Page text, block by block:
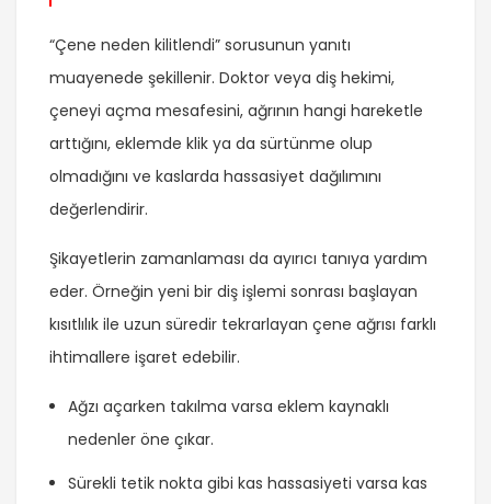
“Çene neden kilitlendi” sorusunun yanıtı
muayenede şekillenir. Doktor veya diş hekimi,
çeneyi açma mesafesini, ağrının hangi hareketle
arttığını, eklemde klik ya da sürtünme olup
olmadığını ve kaslarda hassasiyet dağılımını
değerlendirir.
Şikayetlerin zamanlaması da ayırıcı tanıya yardım
eder. Örneğin yeni bir diş işlemi sonrası başlayan
kısıtlılık ile uzun süredir tekrarlayan çene ağrısı farklı
ihtimallere işaret edebilir.
Ağzı açarken takılma varsa eklem kaynaklı
nedenler öne çıkar.
Sürekli tetik nokta gibi kas hassasiyeti varsa kas